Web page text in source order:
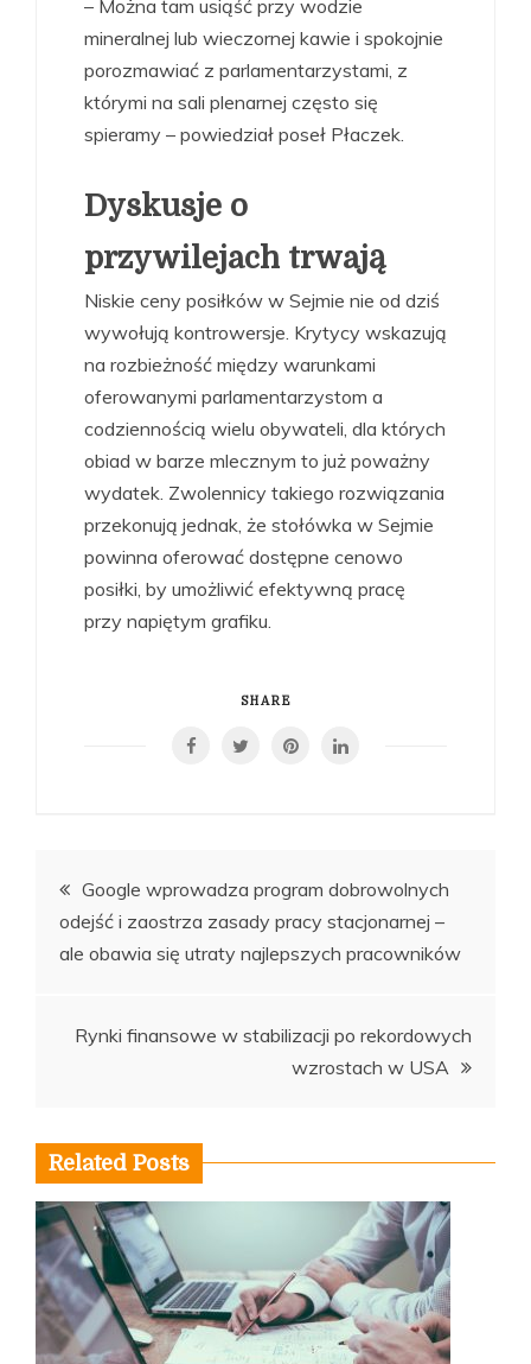
– Można tam usiąść przy wodzie
mineralnej lub wieczornej kawie i spokojnie
porozmawiać z parlamentarzystami, z
którymi na sali plenarnej często się
spieramy – powiedział poseł Płaczek.
Dyskusje o
przywilejach trwają
Niskie ceny posiłków w Sejmie nie od dziś
wywołują kontrowersje. Krytycy wskazują
na rozbieżność między warunkami
oferowanymi parlamentarzystom a
codziennością wielu obywateli, dla których
obiad w barze mlecznym to już poważny
wydatek. Zwolennicy takiego rozwiązania
przekonują jednak, że stołówka w Sejmie
powinna oferować dostępne cenowo
posiłki, by umożliwić efektywną pracę
przy napiętym grafiku.
SHARE
Nawigacja
wpisu
Google wprowadza program dobrowolnych
odejść i zaostrza zasady pracy stacjonarnej –
ale obawia się utraty najlepszych pracowników
Rynki finansowe w stabilizacji po rekordowych
wzrostach w USA
Related Posts